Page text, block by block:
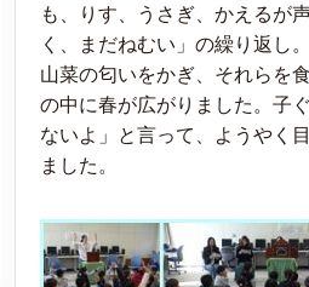
も、りす、うさぎ、かえるが
く、まだねむい」の繰り返し
山菜の匂いをかぎ、それらを
の中に春が広がりました。子
ないよ」と言って、ようやく
ました。